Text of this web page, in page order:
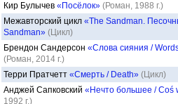
Кир Булычев «Посёлок» (Роман, 1988 г.)
Межавторский цикл «The Sandman.
Sandman» (Цикл)
Брендон Сандерсон «Слова сияния /
(Роман, 2014 г.)
Терри Пратчетт «Смерть / Death» (Цикл)
Анджей Сапковский «Нечто большее / Coś
1992 г.)